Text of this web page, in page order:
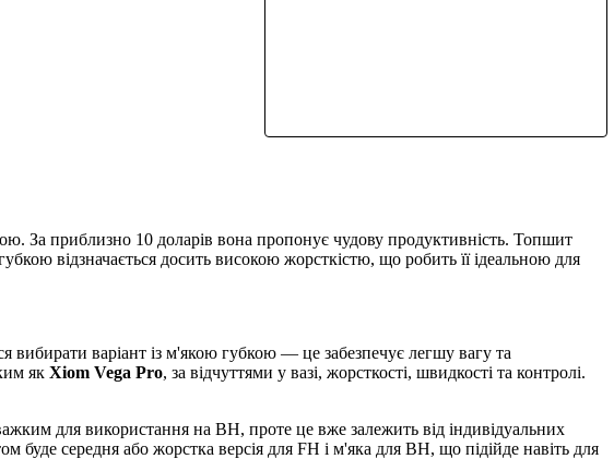
За приблизно 10 доларів вона пропонує чудову продуктивність. Топшит
відзначається досить високою жорсткістю, що робить її ідеальною для
вибирати варіант із м'якою губкою — це забезпечує легшу вагу та
як Xiom Vega Pro, за відчуттями у вазі, жорсткості, швидкості та контролі.
для використання на BH, проте це вже залежить від індивідуальних
середня або жорстка версія для FH і м'яка для BH, що підійде навіть для